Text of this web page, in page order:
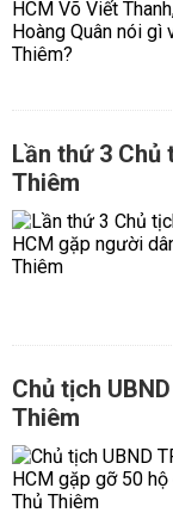
Lần thứ 3 Chủ
Thiêm
Chủ tịch
Thiêm